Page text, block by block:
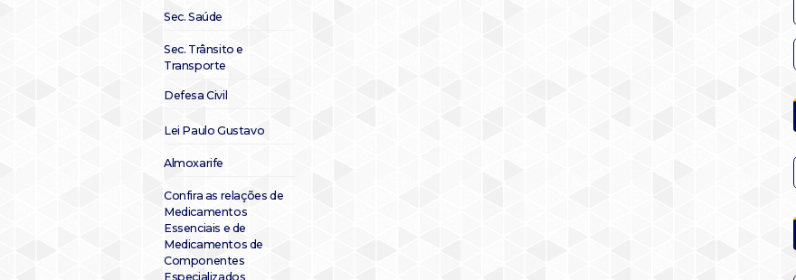
Sec. Saúde
Sec. Trânsito e
Transporte
Defesa Civil
Lei Paulo Gustavo
Almoxarife
Confira as relações de
Medicamentos
Essenciais e de
Medicamentos de
Componentes
Especializados